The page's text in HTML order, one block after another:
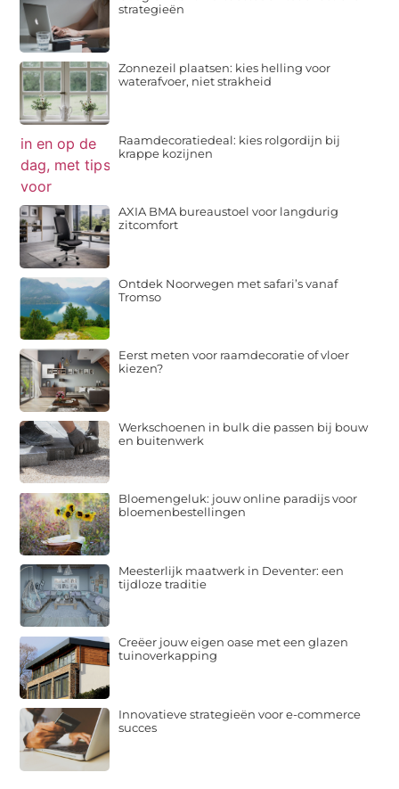
strategieën
Zonnezeil plaatsen: kies helling voor
waterafvoer, niet strakheid
Raamdecoratiedeal: kies rolgordijn bij
krappe kozijnen
AXIA BMA bureaustoel voor langdurig
zitcomfort
Ontdek Noorwegen met safari’s vanaf
Tromso
Eerst meten voor raamdecoratie of vloer
kiezen?
Werkschoenen in bulk die passen bij bouw
en buitenwerk
Bloemengeluk: jouw online paradijs voor
bloemenbestellingen
Meesterlijk maatwerk in Deventer: een
tijdloze traditie
Creëer jouw eigen oase met een glazen
tuinoverkapping
Innovatieve strategieën voor e-commerce
succes